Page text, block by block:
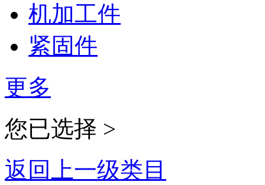
机加工件
紧固件
更多
您已选择 >
返回上一级类目